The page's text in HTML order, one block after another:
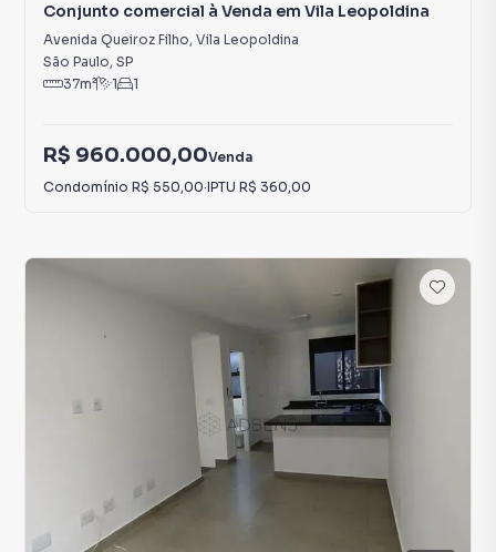
Conjunto comercial à Venda em Vila Leopoldina
Avenida Queiroz Filho, Vila Leopoldina
São Paulo, SP
37m² 1 1
R$ 960.000,00Venda
Condomínio R$ 550,00·IPTU R$ 360,00